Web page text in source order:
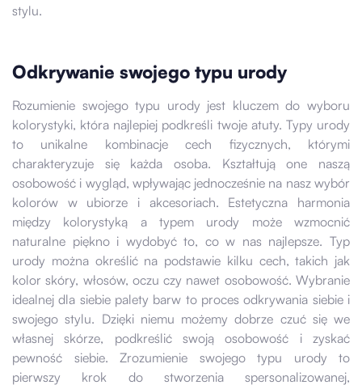
stylu.
Odkrywanie swojego typu urody
Rozumienie swojego typu urody jest kluczem do wyboru
kolorystyki, która najlepiej podkreśli twoje atuty. Typy urody
to unikalne kombinacje cech fizycznych, którymi
charakteryzuje się każda osoba. Kształtują one naszą
osobowość i wygląd, wpływając jednocześnie na nasz wybór
kolorów w ubiorze i akcesoriach. Estetyczna harmonia
między kolorystyką a typem urody może wzmocnić
naturalne piękno i wydobyć to, co w nas najlepsze. Typ
urody można określić na podstawie kilku cech, takich jak
kolor skóry, włosów, oczu czy nawet osobowość. Wybranie
idealnej dla siebie palety barw to proces odkrywania siebie i
swojego stylu. Dzięki niemu możemy dobrze czuć się we
własnej skórze, podkreślić swoją osobowość i zyskać
pewność siebie. Zrozumienie swojego typu urody to
pierwszy krok do stworzenia spersonalizowanej,